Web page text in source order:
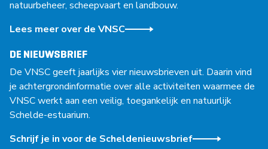
natuurbeheer, scheepvaart en landbouw.
Lees meer over de VNSC
DE NIEUWSBRIEF
De VNSC geeft jaarlijks vier nieuwsbrieven uit. Daarin vind
je achtergrondinformatie over alle activiteiten waarmee de
VNSC werkt aan een veilig, toegankelijk en natuurlijk
Schelde-estuarium.
Schrijf je in voor de Scheldenieuwsbrief